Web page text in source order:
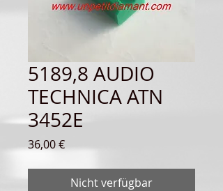
5189,8 AUDIO
TECHNICA ATN
3452E
36,00 €Preis
Nicht verfügbar